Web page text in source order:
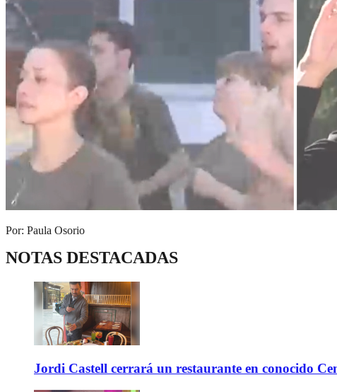
Por: Paula Osorio
NOTAS DESTACADAS
Jordi Castell cerrará un restaurante en conocido